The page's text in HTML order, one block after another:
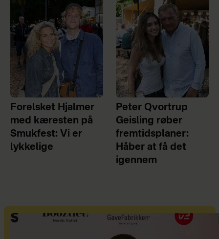
Forelsket Hjalmer
med kæresten på
Smukfest: Vi er
lykkelige
Peter Qvortrup
Geisling røber
fremtidsplaner:
Håber at få det
igennem